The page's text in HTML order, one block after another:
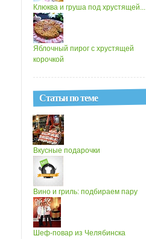
Клюква и груша под хрустящей...
Яблочный пирог с хрустящей
корочкой
Статьи по теме
Вкусные подарочки
Вино и гриль: подбираем пару
Шеф-повар из Челябинска